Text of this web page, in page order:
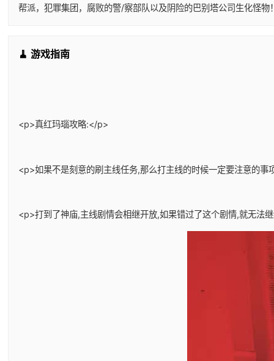
帮派，犯罪集团，腐败的警/察部队以及阴险的巴别塔公司生化怪
🧹 游戏指南
<p>真红玛瑙攻略:</p>
<p>如果不是刻意的刷主线任务,那么打主线的时候一定要注意的
<p>打到了神庙,主线剧情会相继开放,如果错过了这个剧情,就无法